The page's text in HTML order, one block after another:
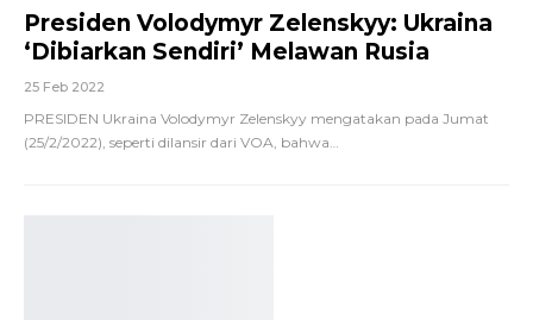
Presiden Volodymyr Zelenskyy: Ukraina
‘Dibiarkan Sendiri’ Melawan Rusia
25 Feb 2022
PRESIDEN Ukraina Volodymyr Zelenskyy mengatakan pada Jumat
(25/2/2022), seperti dilansir dari VOA, bahwa…